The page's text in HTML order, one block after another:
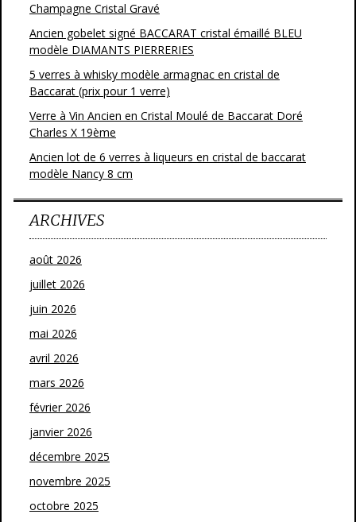
Champagne Cristal Gravé
Ancien gobelet signé BACCARAT cristal émaillé BLEU
modèle DIAMANTS PIERRERIES
5 verres à whisky modèle armagnac en cristal de
Baccarat (prix pour 1 verre)
Verre à Vin Ancien en Cristal Moulé de Baccarat Doré
Charles X 19ème
Ancien lot de 6 verres à liqueurs en cristal de baccarat
modèle Nancy 8 cm
ARCHIVES
août 2026
juillet 2026
juin 2026
mai 2026
avril 2026
mars 2026
février 2026
janvier 2026
décembre 2025
novembre 2025
octobre 2025